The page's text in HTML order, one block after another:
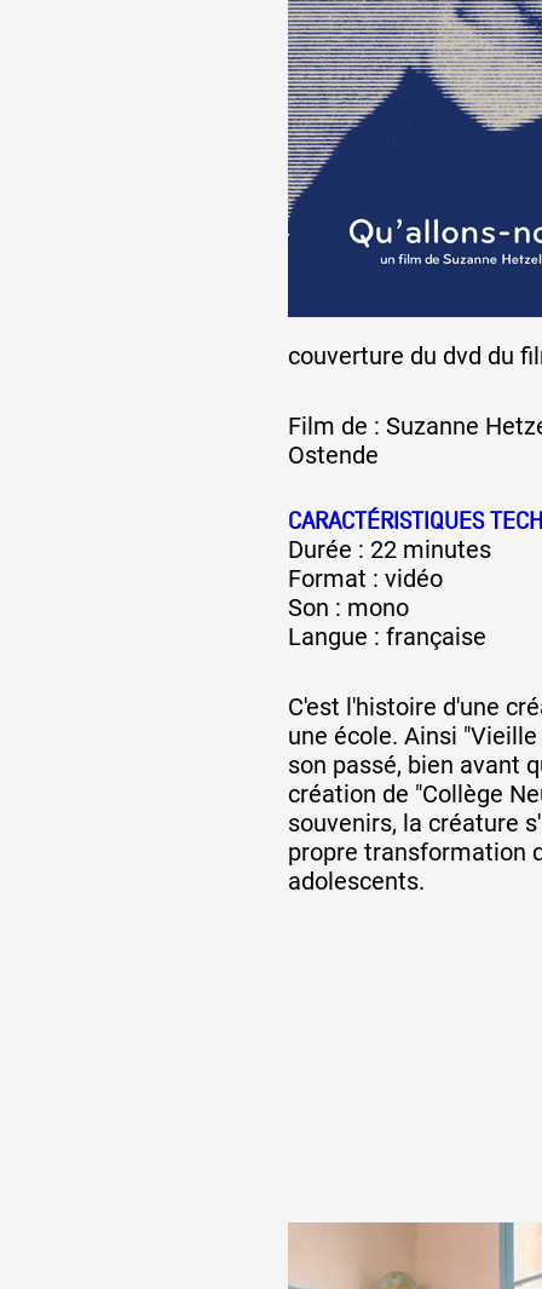
De A à Z
Année par année
Collection vidéos
Candidater
couverture du dvd du
Film de : Suzanne
Ostende
CARACTÉRISTIQUES
Durée : 22 minutes
Format : vidéo
Son : mono
Langue : française
C'est l'histoire d'une
une école. Ainsi
son passé, bien avant
création de "Collège
souvenirs, la créature
propre transformation
adolescents.